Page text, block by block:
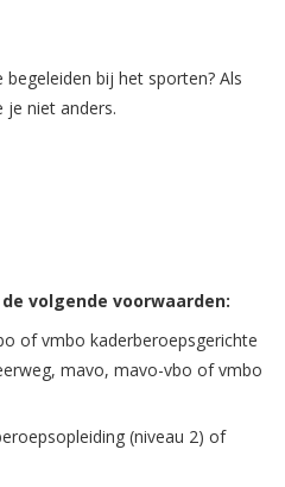
bij het sporten? Als
je niet anders.
volgende voorwaarden:
of vmbo kaderberoepsgerichte
mavo, mavo-vbo of vmbo
(niveau 2) of